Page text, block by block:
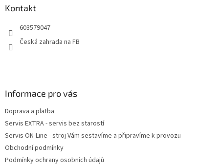
Kontakt
603579047
Česká zahrada na FB
Informace pro vás
Doprava a platba
Servis EXTRA - servis bez starostí
Servis ON-Line - stroj Vám sestavíme a připravíme k provozu
Obchodní podmínky
Podmínky ochrany osobních údajů